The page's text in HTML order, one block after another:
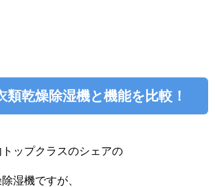
類乾燥除湿機と機能を比較！
ップクラスのシェアの
湿機ですが、